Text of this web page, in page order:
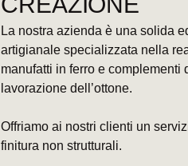
La nostra azienda è una solida
artigianale specializzata nella
manufatti in ferro e complementi
lavorazione dell’ottone.
Offriamo ai nostri clienti un
finitura non strutturali.